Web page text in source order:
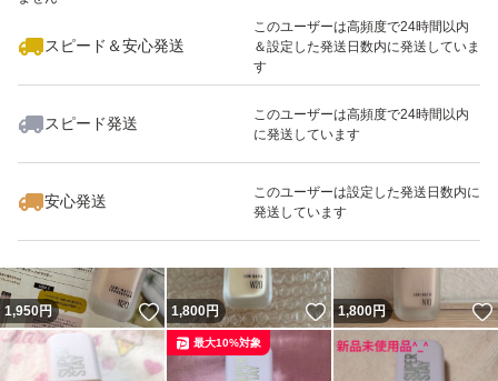
スピード＆安心発送
このユーザーは高頻度で24時間以内
＆設定した発送日数内に発送していま
す
スピード発送
このユーザーは高頻度で24時間以内
に発送しています
安心発送
このユーザーは設定した発送日数内に
発送しています
いいね！
1,990
1,950円 いいね！
1,800円 いいね！
1,800円
最大10%対象